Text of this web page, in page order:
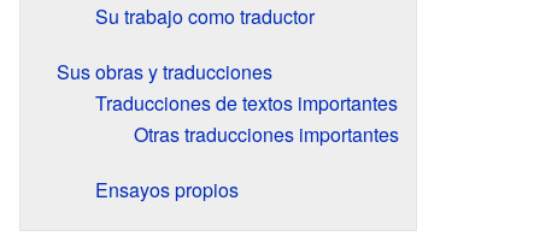
Su trabajo como traductor
Sus obras y traducciones
Traducciones de textos importantes
Otras traducciones importantes
Ensayos propios